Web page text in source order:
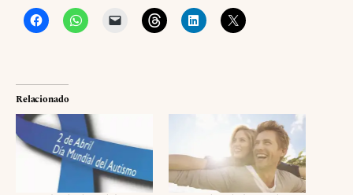
Relacionado